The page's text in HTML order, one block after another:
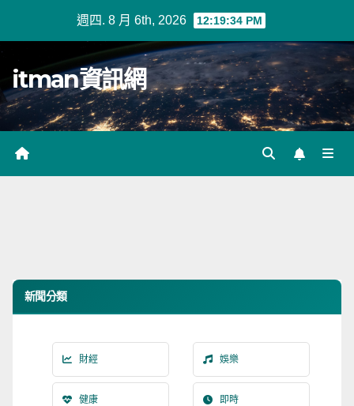
週四. 8 月 6th, 2026 12:19:34 PM
itman資訊網
新聞分類
財經 娛樂
健康 即時